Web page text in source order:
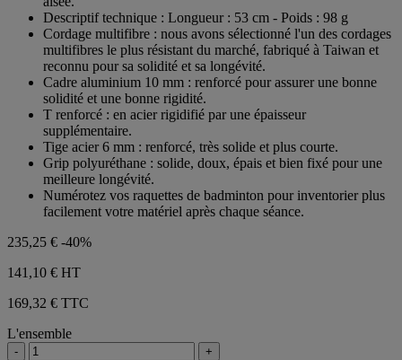
Descriptif technique : Longueur : 53 cm - Poids : 98 g
Cordage multifibre : nous avons sélectionné l'un des cordages
multifibres le plus résistant du marché, fabriqué à Taiwan et
reconnu pour sa solidité et sa longévité.
Cadre aluminium 10 mm : renforcé pour assurer une bonne
solidité et une bonne rigidité.
T renforcé : en acier rigidifié par une épaisseur
supplémentaire.
Tige acier 6 mm : renforcé, très solide et plus courte.
Grip polyuréthane : solide, doux, épais et bien fixé pour une
meilleure longévité.
Numérotez vos raquettes de badminton pour inventorier plus
facilement votre matériel après chaque séance.
235,25 € -40%
141,10 € HT
169,32 € TTC
L'ensemble
- +